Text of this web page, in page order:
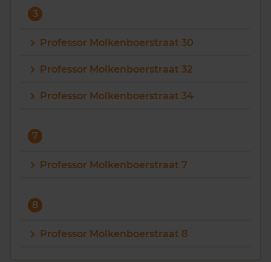
3
Professor Molkenboerstraat 30
Professor Molkenboerstraat 32
Professor Molkenboerstraat 34
7
Professor Molkenboerstraat 7
8
Professor Molkenboerstraat 8